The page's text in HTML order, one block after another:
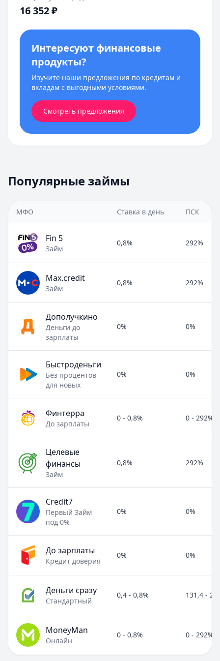
16 352₽
Интересуют финансовые
продукты?
Изучите наши предложения по кредитам и
вкладам с выгодными условиями.
Смотреть предложения
Популярные займы
МФО Ставка в день ПСК
Fin 5
Займ
0,8% 292%
Max.credit
Займ
0,8% 292%
Дополучкино
Деньги до
зарплаты
0% 0%
Быстроденьги
Без процентов
для новых
0% 0%
Финтерра
До зарплаты
0 - 0,8% 0 - 292%
Целевые
финансы
Займ
0,8% 292%
Credit7
Первый Займ
под 0%
0% 0%
До зарплаты
Кредит доверия
0% 0%
Деньги сразу
Стандартный
0,4 - 0,8% 131,4 -
MoneyMan
Онлайн
0 - 0,8% 0 - 292%